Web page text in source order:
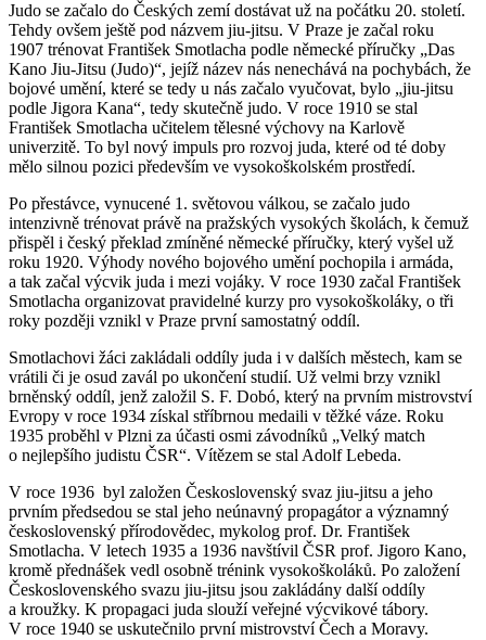
Judo se začalo do Českých zemí dostávat už na počátku 20. století.
Tehdy ovšem ještě pod názvem jiu-jitsu. V Praze je začal roku
1907 trénovat František Smotlacha podle německé příručky „Das
Kano Jiu-Jitsu (Judo)“, jejíž název nás nenechává na pochybách, že
bojové umění, které se tedy u nás začalo vyučovat, bylo „jiu-jitsu
podle Jigora Kana“, tedy skutečně judo. V roce 1910 se stal
František Smotlacha učitelem tělesné výchovy na Karlově
univerzitě. To byl nový impuls pro rozvoj juda, které od té doby
mělo silnou pozici především ve vysokoškolském prostředí.
Po přestávce, vynucené 1. světovou válkou, se začalo judo
intenzivně trénovat právě na pražských vysokých školách, k čemuž
přispěl i český překlad zmíněné německé příručky, který vyšel už
roku 1920. Výhody nového bojového umění pochopila i armáda,
a tak začal výcvik juda i mezi vojáky. V roce 1930 začal František
Smotlacha organizovat pravidelné kurzy pro vysokoškoláky, o tři
roky později vznikl v Praze první samostatný oddíl.
Smotlachovi žáci zakládali oddíly juda i v dalších městech, kam se
vrátili či je osud zavál po ukončení studií. Už velmi brzy vznikl
brněnský oddíl, jenž založil S. F. Dobó, který na prvním mistrovství
Evropy v roce 1934 získal stříbrnou medaili v těžké váze. Roku
1935 proběhl v Plzni za účasti osmi závodníků „Velký match
o nejlepšího judistu ČSR“. Vítězem se stal Adolf Lebeda.
V roce 1936 byl založen Československý svaz jiu-jitsu a jeho
prvním předsedou se stal jeho neúnavný propagátor a významný
československý přírodovědec, mykolog prof. Dr. František
Smotlacha. V letech 1935 a 1936 navštívil ČSR prof. Jigoro Kano,
kromě přednášek vedl osobně trénink vysokoškoláků. Po založení
Československého svazu jiu-jitsu jsou zakládány další oddíly
a kroužky. K propagaci juda slouží veřejné výcvikové tábory.
V roce 1940 se uskutečnilo první mistrovství Čech a Moravy.